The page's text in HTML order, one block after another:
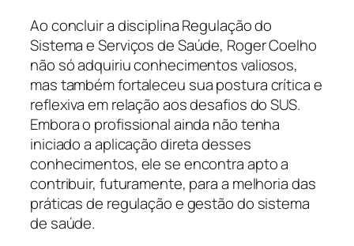
Ao concluir a disciplina Regulação do
Sistema e Serviços de Saúde, Roger Coelho
não só adquiriu conhecimentos valiosos,
mas também fortaleceu sua postura crítica e
reflexiva em relação aos desafios do SUS.
Embora o profissional ainda não tenha
iniciado a aplicação direta desses
conhecimentos, ele se encontra apto a
contribuir, futuramente, para a melhoria das
práticas de regulação e gestão do sistema
de saúde.